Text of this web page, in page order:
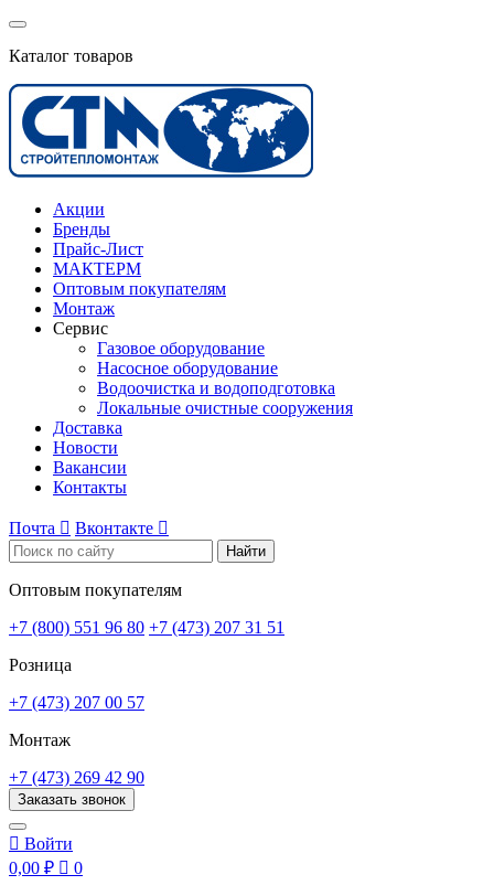
Каталог товаров
Акции
Бренды
Прайс-Лист
МАКТЕРМ
Оптовым покупателям
Монтаж
Сервис
Газовое оборудование
Насосное оборудование
Водоочистка и водоподготовка
Локальные очистные сооружения
Доставка
Новости
Вакансии
Контакты
Почта  Вконтакте 
Найти
Оптовым покупателям
+7 (800) 551 96 80 +7 (473) 207 31 51
Розница
+7 (473) 207 00 57
Монтаж
+7 (473) 269 42 90
Заказать звонок
 Войти
0,00 ₽  0